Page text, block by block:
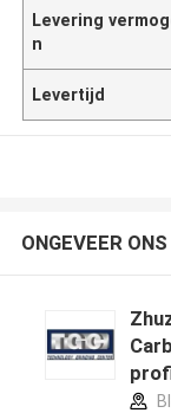
Levering
n
Levertijd
ONGEVEER ONS